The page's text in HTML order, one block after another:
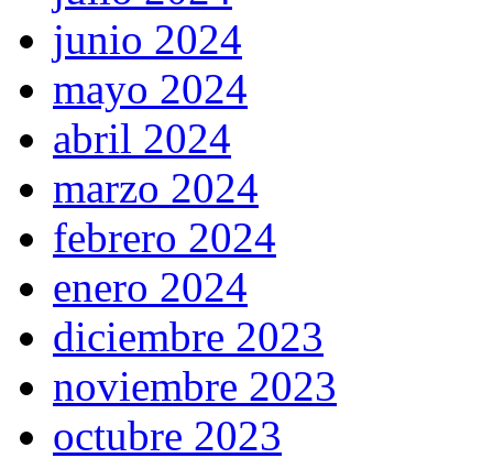
junio 2024
mayo 2024
abril 2024
marzo 2024
febrero 2024
enero 2024
diciembre 2023
noviembre 2023
octubre 2023